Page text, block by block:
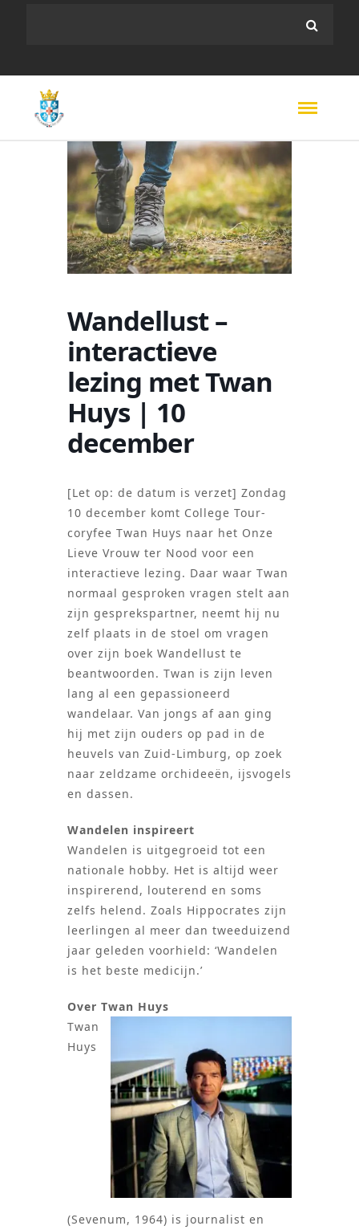
Wandellust –
interactieve
lezing met Twan
Huys | 10
december
[Let op: de datum is verzet] Zondag
10 december komt College Tour-
coryfee Twan Huys naar het Onze
Lieve Vrouw ter Nood voor een
interactieve lezing. Daar waar Twan
normaal gesproken vragen stelt aan
zijn gesprekspartner, neemt hij nu
zelf plaats in de stoel om vragen
over zijn boek Wandellust te
beantwoorden. Twan is zijn leven
lang al een gepassioneerd
wandelaar. Van jongs af aan ging
hij met zijn ouders op pad in de
heuvels van Zuid-Limburg, op zoek
naar zeldzame orchideeën, ijsvogels
en dassen.
Wandelen inspireert
Wandelen is uitgegroeid tot een
nationale hobby. Het is altijd weer
inspirerend, louterend en soms
zelfs helend. Zoals Hippocrates zijn
leerlingen al meer dan tweeduizend
jaar geleden voorhield: ‘Wandelen
is het beste medicijn.’
Over Twan Huys
Twan
Huys
(Sevenum, 1964) is journalist en